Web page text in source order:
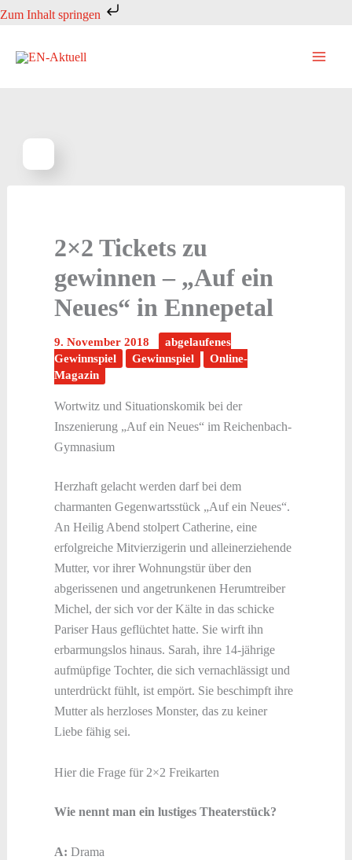
Zum Inhalt springen
Zum
springen
2×2 Tickets zu
gewinnen – „Auf ein
Neues“ in Ennepetal
9. November 2018
abgelaufenes
Gewinnspiel
Gewinnspiel
Online-
Magazin
Wortwitz und Situationskomik bei der
Inszenierung „Auf ein Neues“ im Reichenbach-
Gymnasium
Herzhaft gelacht werden darf bei dem
charmanten Gegenwartsstück „Auf ein Neues“.
An Heilig Abend stolpert Catherine, eine
erfolgreiche Mitvierzigerin und alleinerziehende
Mutter, vor ihrer Wohnungstür über den
abgerissenen und angetrunkenen Herumtreiber
Michel, der sich vor der Kälte in das schicke
Pariser Haus geflüchtet hatte. Sie wirft ihn
erbarmungslos hinaus. Sarah, ihre 14-jährige
aufmüpfige Tochter, die sich vernachlässigt und
unterdrückt fühlt, ist empört. Sie beschimpft ihre
Mutter als herzloses Monster, das zu keiner
Liebe fähig sei.
Hier die Frage für 2×2 Freikarten
Wie nennt man ein lustiges Theaterstück?
A: Drama